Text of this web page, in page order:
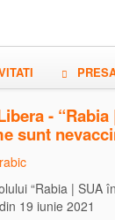
-
sunt
“Rabia |
19 iunie 2021